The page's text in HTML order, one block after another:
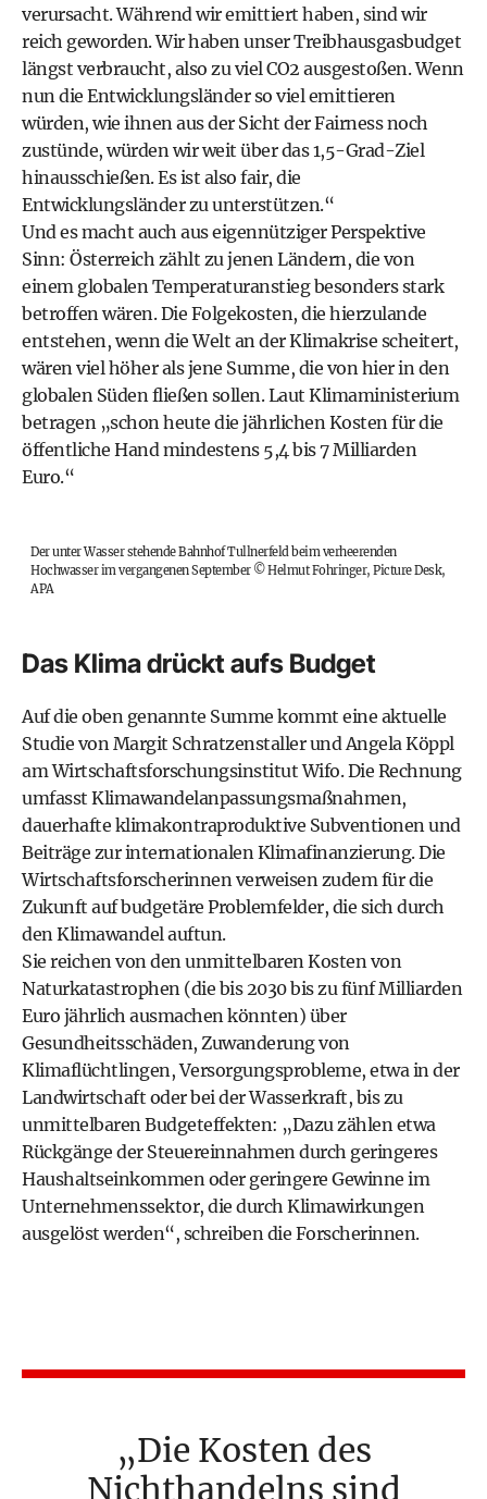
verursacht. Während wir emittiert haben, sind wir
reich geworden. Wir haben unser Treibhausgasbudget
längst verbraucht, also zu viel CO2 ausgestoßen. Wenn
nun die Entwicklungsländer so viel emittieren
würden, wie ihnen aus der Sicht der Fairness noch
zustünde, würden wir weit über das 1,5-Grad-Ziel
hinausschießen. Es ist also fair, die
Entwicklungsländer zu unterstützen.“
Und es macht auch aus eigennütziger Perspektive
Sinn: Österreich zählt zu jenen Ländern, die von
einem globalen Temperaturanstieg besonders stark
betroffen wären. Die Folgekosten, die hierzulande
entstehen, wenn die Welt an der Klimakrise scheitert,
wären viel höher als jene Summe, die von hier in den
globalen Süden fließen sollen. Laut Klimaministerium
betragen „schon heute die jährlichen Kosten für die
öffentliche Hand mindestens 5,4 bis 7 Milliarden
Euro.“
Der unter Wasser stehende Bahnhof Tullnerfeld beim verheerenden
Hochwasser im vergangenen September©Helmut Fohringer, Picture Desk,
APA
Das Klima drückt aufs Budget
Auf die oben genannte Summe kommt eine aktuelle
Studie von Margit Schratzenstaller und Angela Köppl
am WirtschaftsforschungsinstitutWifo. Die Rechnung
umfasst Klimawandelanpassungsmaßnahmen,
dauerhafte klimakontraproduktive Subventionen und
Beiträge zur internationalen Klima­finanzierung. Die
Wirtschaftsforscherinnen verweisen zudem für die
Zukunft auf budgetäre Problemfelder, die sich durch
den Klimawandel auftun.
Sie reichen von den unmittelbaren Kosten von
Naturkatastrophen (die bis 2030 bis zu fünf Milliarden
Euro jährlich ausmachen könnten) über
Gesundheitsschäden, Zuwanderung von
Klimaflüchtlingen, Versorgungsprobleme, etwa in der
Landwirtschaft oder bei der Wasserkraft, bis zu
unmittelbaren Budgeteffekten: „Dazu zählen etwa
Rückgänge der Steuereinnahmen durch geringeres
Haushaltseinkommen oder geringere Gewinne im
Unternehmenssektor, die durch Klimawirkungen
ausgelöst werden“, schreiben die Forscherinnen.
Die Kosten des
Nichthandelns sind